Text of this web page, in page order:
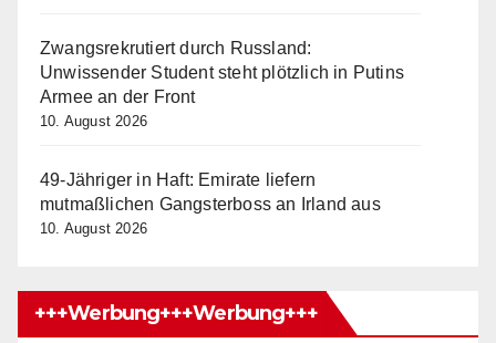
Zwangsrekrutiert durch Russland:
Unwissender Student steht plötzlich in Putins
Armee an der Front
10. August 2026
49-Jähriger in Haft: Emirate liefern
mutmaßlichen Gangsterboss an Irland aus
10. August 2026
+++Werbung+++Werbung+++